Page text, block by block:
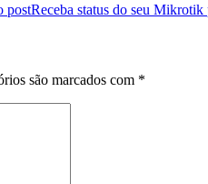
postReceba status do seu Mikrotik
são marcados com *